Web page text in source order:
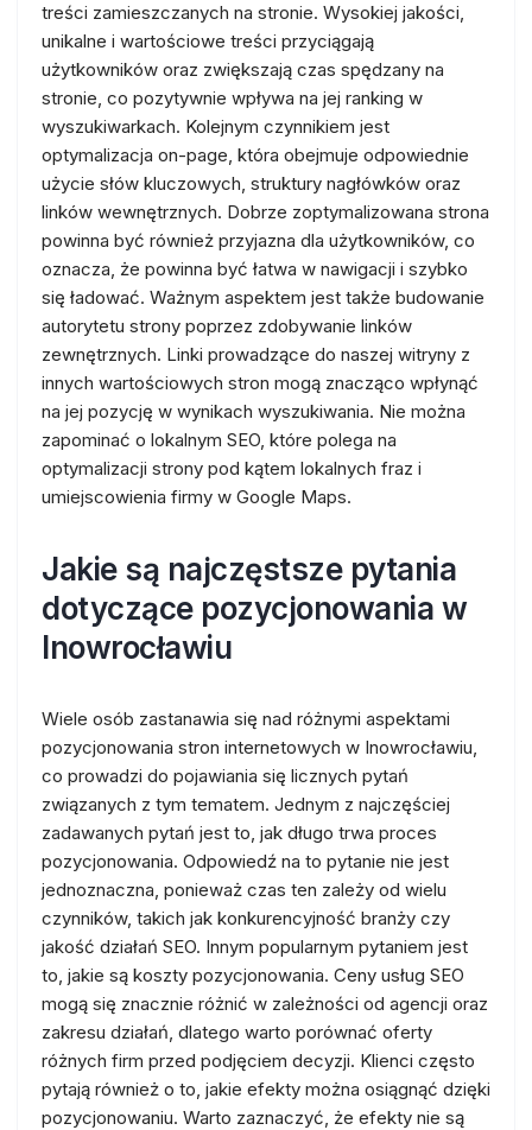
treści zamieszczanych na stronie. Wysokiej jakości,
unikalne i wartościowe treści przyciągają
użytkowników oraz zwiększają czas spędzany na
stronie, co pozytywnie wpływa na jej ranking w
wyszukiwarkach. Kolejnym czynnikiem jest
optymalizacja on-page, która obejmuje odpowiednie
użycie słów kluczowych, struktury nagłówków oraz
linków wewnętrznych. Dobrze zoptymalizowana strona
powinna być również przyjazna dla użytkowników, co
oznacza, że powinna być łatwa w nawigacji i szybko
się ładować. Ważnym aspektem jest także budowanie
autorytetu strony poprzez zdobywanie linków
zewnętrznych. Linki prowadzące do naszej witryny z
innych wartościowych stron mogą znacząco wpłynąć
na jej pozycję w wynikach wyszukiwania. Nie można
zapominać o lokalnym SEO, które polega na
optymalizacji strony pod kątem lokalnych fraz i
umiejscowienia firmy w Google Maps.
Jakie są najczęstsze pytania
dotyczące pozycjonowania w
Inowrocławiu
Wiele osób zastanawia się nad różnymi aspektami
pozycjonowania stron internetowych w Inowrocławiu,
co prowadzi do pojawiania się licznych pytań
związanych z tym tematem. Jednym z najczęściej
zadawanych pytań jest to, jak długo trwa proces
pozycjonowania. Odpowiedź na to pytanie nie jest
jednoznaczna, ponieważ czas ten zależy od wielu
czynników, takich jak konkurencyjność branży czy
jakość działań SEO. Innym popularnym pytaniem jest
to, jakie są koszty pozycjonowania. Ceny usług SEO
mogą się znacznie różnić w zależności od agencji oraz
zakresu działań, dlatego warto porównać oferty
różnych firm przed podjęciem decyzji. Klienci często
pytają również o to, jakie efekty można osiągnąć dzięki
pozycjonowaniu. Warto zaznaczyć, że efekty nie są